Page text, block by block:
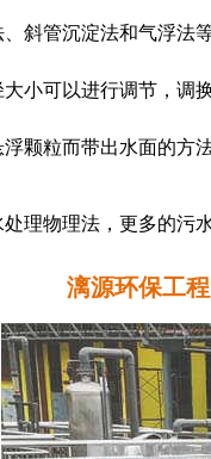
斜管沉淀法和气浮法
小可以进行调节，调
颗粒而带出水面的方
理物理法，更多的污
漓源环保工